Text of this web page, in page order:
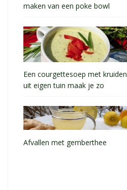
maken van een poke bowl
Een courgettesoep met kruiden
uit eigen tuin maak je zo
Afvallen met gemberthee